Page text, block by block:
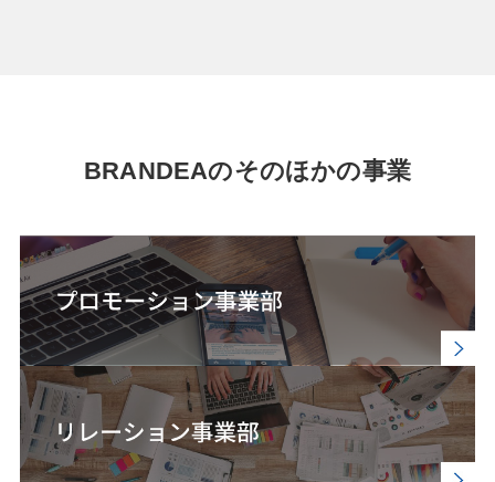
BRANDEAのそのほかの事業